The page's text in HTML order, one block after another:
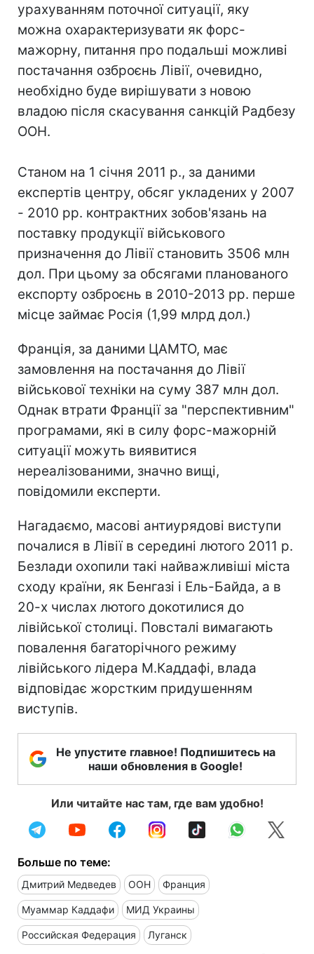
урахуванням поточної ситуації, яку
можна охарактеризувати як форс-
мажорну, питання про подальші можливі
постачання озброєнь Лівії, очевидно,
необхідно буде вирішувати з новою
владою після скасування санкцій Радбезу
ООН.
Станом на 1 січня 2011 р., за даними
експертів центру, обсяг укладених у 2007
- 2010 рр. контрактних зобов'язань на
поставку продукції військового
призначення до Лівії становить 3506 млн
дол. При цьому за обсягами планованого
експорту озброєнь в 2010-2013 рр. перше
місце займає Росія (1,99 млрд дол.)
Франція, за даними ЦАМТО, має
замовлення на постачання до Лівії
військової техніки на суму 387 млн дол.
Однак втрати Франції за "перспективним"
програмами, які в силу форс-мажорній
ситуації можуть виявитися
нереалізованими, значно вищі,
повідомили експерти.
Нагадаємо, масові антиурядові виступи
почалися в Лівії в середині лютого 2011 р.
Безлади охопили такі найважливіші міста
сходу країни, як Бенгазі і Ель-Байда, а в
20-х числах лютого докотилися до
лівійської столиці. Повсталі вимагають
повалення багаторічного режиму
лівійського лідера М.Каддафі, влада
відповідає жорстким придушенням
виступів.
Не упустите главное! Подпишитесь на
наши обновления в Google!
Или читайте нас там, где вам удобно!
Больше по теме:
Дмитрий Медведев ООН Франция
Муаммар Каддафи МИД Украины
Российская Федерация Луганск